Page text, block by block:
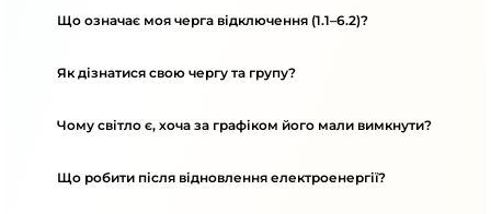
Що означає моя черга відключення (1.1–6.2)?
Як дізнатися свою чергу та групу?
Чому світло є, хоча за графіком його мали вимкнути?
Що робити після відновлення електроенергії?